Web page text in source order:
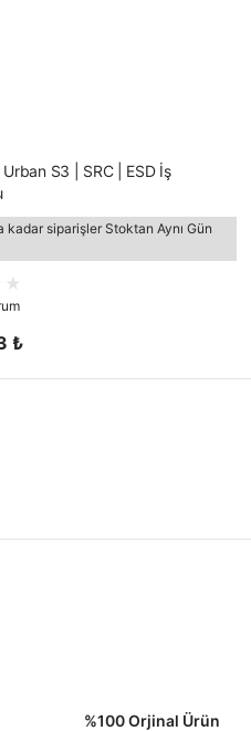
S3 | SRC | ESD İş
kadar siparişler Stoktan Aynı Gün
₺
%100 Orjinal Ürün